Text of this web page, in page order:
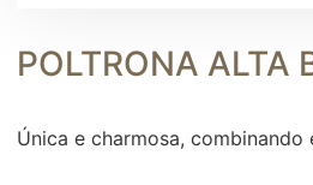
POLTRONA ALTA
Única e charmosa,